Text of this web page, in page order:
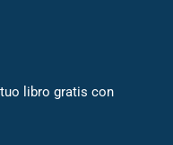
libro gratis con